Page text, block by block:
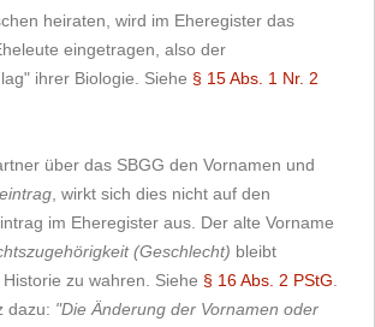
heiraten, wird im Eheregister das
eingetragen, also der
ihrer Biologie. Siehe § 15 Abs. 1 Nr. 2
über das SBGG den Vornamen und
, wirkt sich dies nicht auf den
im Eheregister aus. Der alte Vorname
(Geschlecht) bleibt
zu wahren. Siehe § 16 Abs. 2 PStG
dazu: "Die Änderung der Vornamen oder